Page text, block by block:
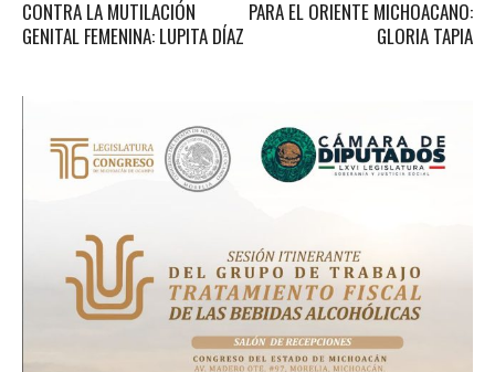
CONTRA LA MUTILACIÓN
GENITAL FEMENINA: LUPITA DÍAZ
PARA EL ORIENTE MICHOACANO:
GLORIA TAPIA